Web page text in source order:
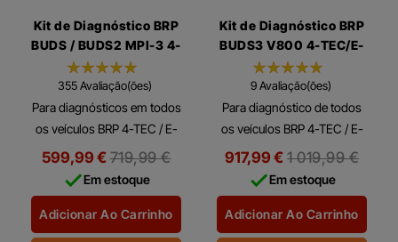
Kit de Diagnóstico BRP
BUDS / BUDS2 MPI-3 4-
TEC/E-TEC/ACE
355 Avaliação(ões)
Para diagnósticos em todos
os veículos BRP 4-TEC / E-
TEC: - Jet Skis e Barcos
Desportivos Sea-Doo. -
Motos para a Neve Ski-Doo
and Lynx. -...
599,99 €Preço
regular
719,99 €
Em estoque
Adicionar Ao Carrinho
Kit de Diagnóstico BRP
BUDS3 V800 4-TEC/E-
TEC/ACE
9 Avaliação(ões)
Para diagnóstico de todos
os veículos BRP 4-TEC / E-
TEC / ACE do ano modelo
2016 até o ano modelo
atual: - Seadoo PWC,
embarcações esportivas e...
917,99 € Preço
regular
1 019,99 €
Em estoque
Adicionar Ao Carrinho